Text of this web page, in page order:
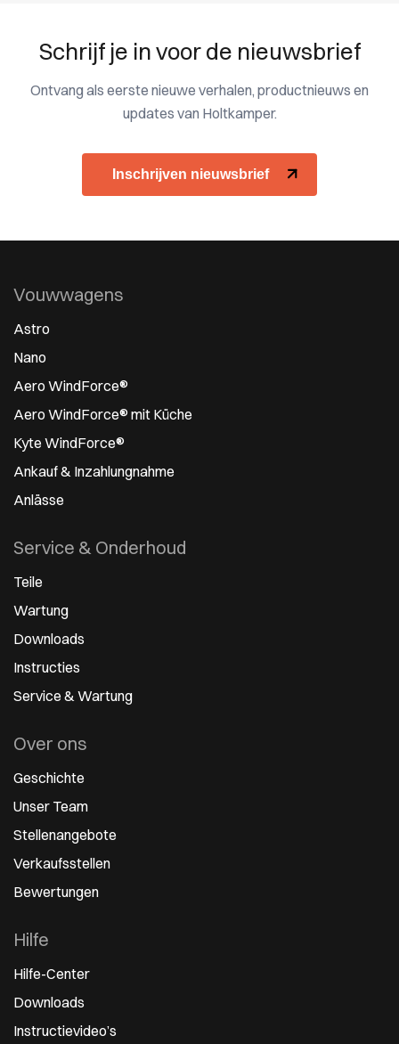
Schrijf je in voor de nieuwsbrief
Ontvang als eerste nieuwe verhalen, productnieuws en
updates van Holtkamper.
Inschrijven nieuwsbrief
Vouwwagens
Astro
Nano
Aero WindForce®
Aero WindForce® mit Küche
Kyte WindForce®
Ankauf & Inzahlungnahme
Anlässe
Service & Onderhoud
Teile
Wartung
Downloads
Instructies
Service & Wartung
Over ons
Geschichte
Unser Team
Stellenangebote
Verkaufsstellen
Bewertungen
Hilfe
Hilfe-Center
Downloads
Instructievideo’s